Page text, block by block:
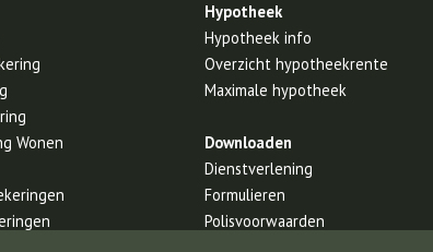
Wonen
Hypotheek
Hypotheek info
Overzicht hypotheekrente
Maximale hypotheek
Downloaden
Dienstverlening
Formulieren
Polisvoorwaarden